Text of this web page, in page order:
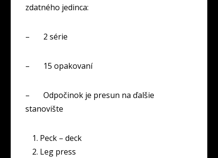
zdatného jedinca:
– 2 série
– 15 opakovaní
– Odpočinok je presun na ďalšie
stanovište
Peck – deck
Leg press